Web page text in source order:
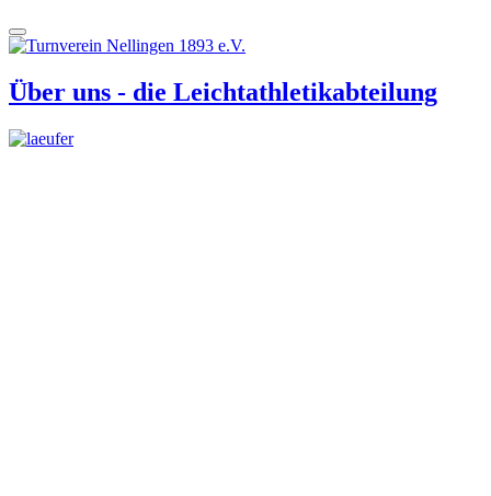
Über uns - die Leichtathletikabteilung